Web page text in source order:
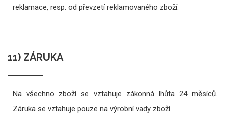
reklamace, resp. od převzetí reklamovaného zboží.
11) ZÁRUKA
Na všechno zboží se vztahuje zákonná lhůta 24 měsíců.
Záruka se vztahuje pouze na výrobní vady zboží.